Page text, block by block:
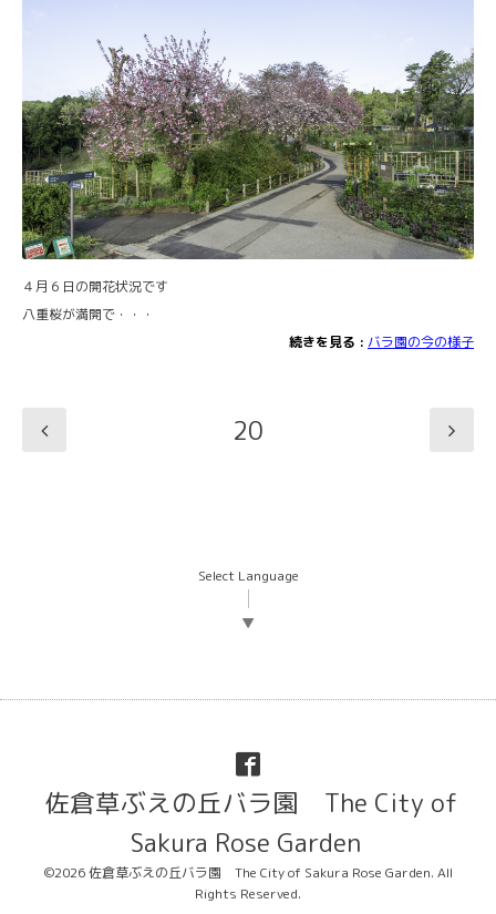
４月６日の開花状況です
八重桜が満開で・・・
続きを見る : バラ園の今の様子
20
Select Language
▼
佐倉草ぶえの丘バラ園 The City of
Sakura Rose Garden
©2026佐倉草ぶえの丘バラ園 The City of Sakura Rose Garden. All
Rights Reserved.